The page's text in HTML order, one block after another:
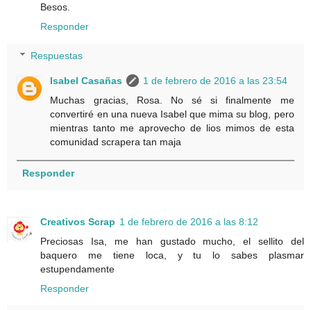
Besos.
Responder
Respuestas
Isabel Casañas
1 de febrero de 2016 a las 23:54
Muchas gracias, Rosa. No sé si finalmente me
convertiré en una nueva Isabel que mima su blog, pero
mientras tanto me aprovecho de lios mimos de esta
comunidad scrapera tan maja
Responder
Creativos Scrap 1 de febrero de 2016 a las 8:12
Preciosas Isa, me han gustado mucho, el sellito del
baquero me tiene loca, y tu lo sabes plasmar
estupendamente
Responder